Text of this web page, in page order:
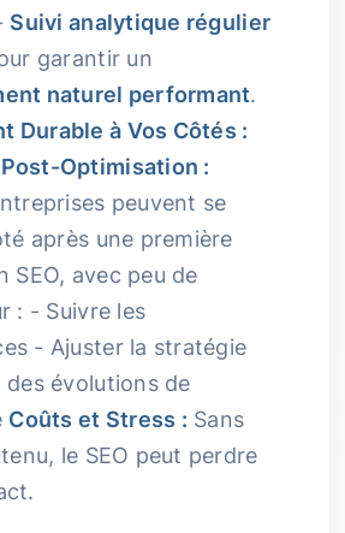
Suivi analytique régulier
garantir un
naturel performant.
Durable à Vos Côtés :
Optimisation :
peuvent se
après une première
SEO, avec peu de
: - Suivre les
- Ajuster la stratégie
évolutions de
Coûts et Stress : Sans
le SEO peut perdre